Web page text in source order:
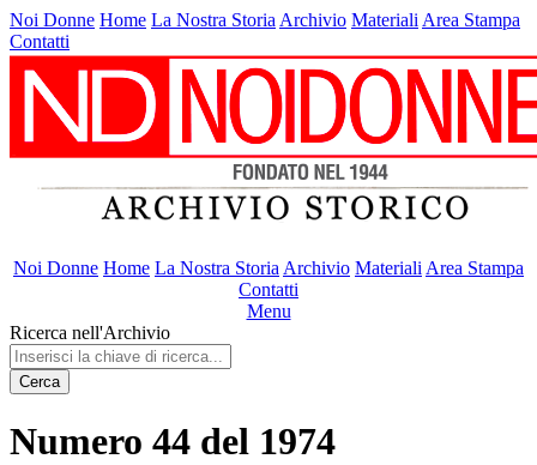
Noi Donne Home La Nostra Storia Archivio Materiali Area Stampa
Contatti
Noi Donne Home La Nostra Storia Archivio Materiali Area Stampa
Contatti
Menu
Ricerca nell'Archivio
Cerca
Numero 44 del 1974